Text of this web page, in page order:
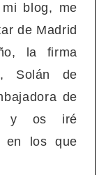
blog, me
de Madrid
la firma
Solán de
de
y os iré
en los que